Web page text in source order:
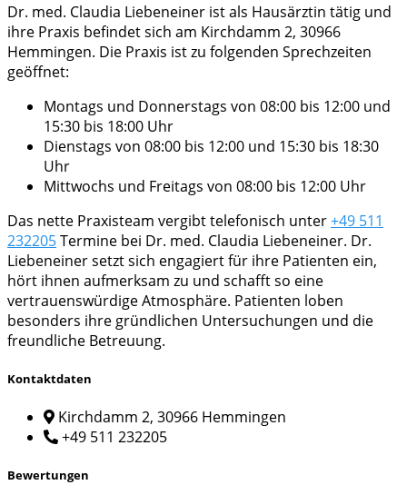
Dr. med. Claudia Liebeneiner ist als Hausärztin tätig und
ihre Praxis befindet sich am Kirchdamm 2, 30966
Hemmingen. Die Praxis ist zu folgenden Sprechzeiten
geöffnet:
Montags und Donnerstags von 08:00 bis 12:00 und
15:30 bis 18:00 Uhr
Dienstags von 08:00 bis 12:00 und 15:30 bis 18:30
Uhr
Mittwochs und Freitags von 08:00 bis 12:00 Uhr
Das nette Praxisteam vergibt telefonisch unter+49 511
232205Termine bei Dr. med. Claudia Liebeneiner. Dr.
Liebeneiner setzt sich engagiert für ihre Patienten ein,
hört ihnen aufmerksam zu und schafft so eine
vertrauenswürdige Atmosphäre. Patienten loben
besonders ihre gründlichen Untersuchungen und die
freundliche Betreuung.
Kontaktdaten
Kirchdamm 2, 30966 Hemmingen
+49 511 232205
Bewertungen